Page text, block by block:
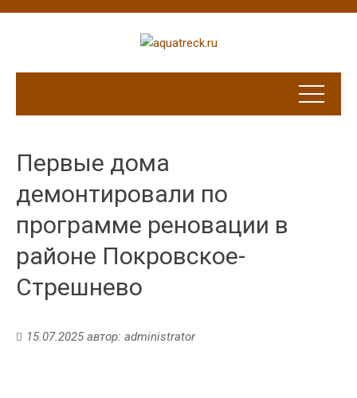
Первые дома
демонтировали по
программе реновации в
районе Покровское-
Стрешнево
15.07.2025автор: administrator